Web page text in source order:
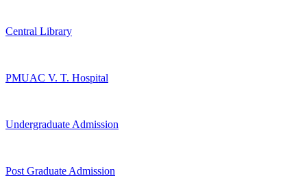
Central Library
PMUAC V. T. Hospital
Undergraduate Admission
Post Graduate Admission